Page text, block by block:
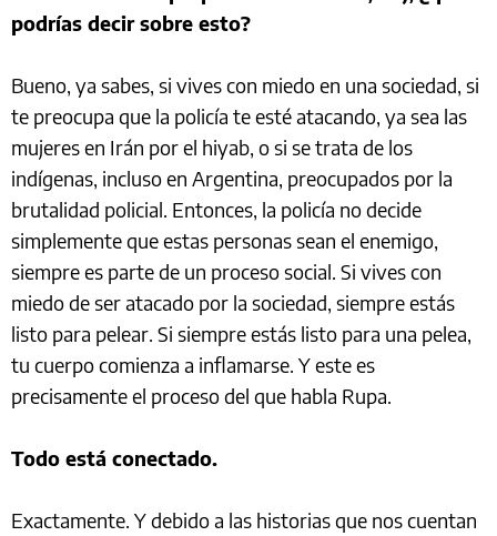
podrías decir sobre esto?
Bueno, ya sabes, si vives con miedo en una sociedad, si
te preocupa que la policía te esté atacando, ya sea las
mujeres en Irán por el hiyab, o si se trata de los
indígenas, incluso en Argentina, preocupados por la
brutalidad policial. Entonces, la policía no decide
simplemente que estas personas sean el enemigo,
siempre es parte de un proceso social. Si vives con
miedo de ser atacado por la sociedad, siempre estás
listo para pelear. Si siempre estás listo para una pelea,
tu cuerpo comienza a inflamarse. Y este es
precisamente el proceso del que habla Rupa.
Todo está conectado.
Exactamente. Y debido a las historias que nos cuentan